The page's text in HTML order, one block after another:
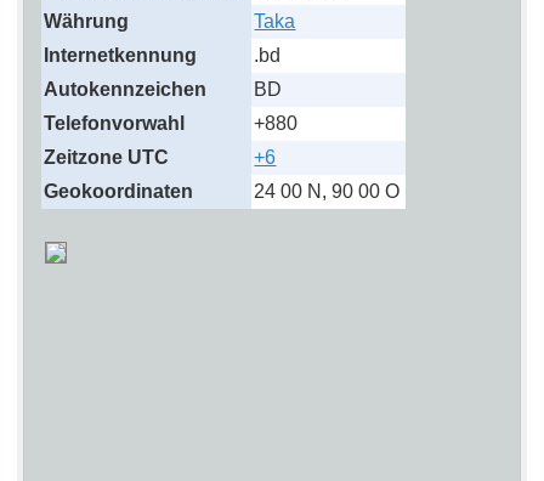
Währung
Taka
Internetkennung
.bd
Autokennzeichen
BD
Telefonvorwahl
+880
Zeitzone UTC
+6
Geokoordinaten
24 00 N, 90 00 O